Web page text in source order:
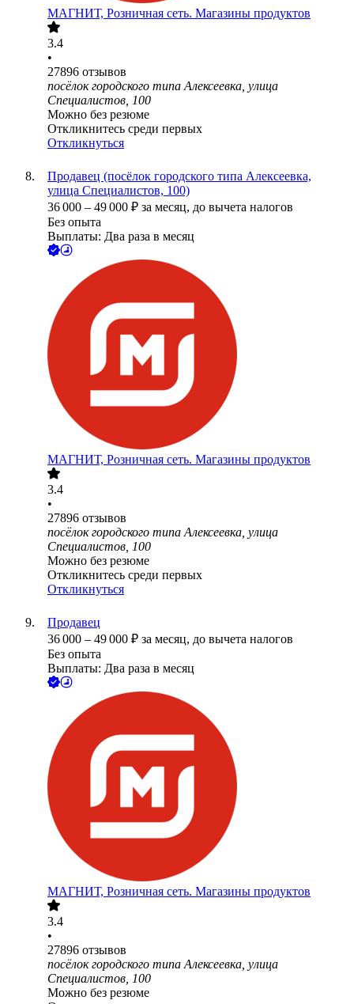
МАГНИТ, Розничная сеть. Магазины продуктов
3.4
•
27896 отзывов
посёлок городского типа Алексеевка, улица
Специалистов, 100
Можно без резюме
Откликнитесь среди первых
Откликнуться
Продавец (посёлок городского типа Алексеевка,
улица Специалистов, 100)
36 000 – 49 000 ₽ за месяц, до вычета налогов
Без опыта
Выплаты: Два раза в месяц
МАГНИТ, Розничная сеть. Магазины продуктов
3.4
•
27896 отзывов
посёлок городского типа Алексеевка, улица
Специалистов, 100
Можно без резюме
Откликнитесь среди первых
Откликнуться
Продавец
36 000 – 49 000 ₽ за месяц, до вычета налогов
Без опыта
Выплаты: Два раза в месяц
МАГНИТ, Розничная сеть. Магазины продуктов
3.4
•
27896 отзывов
посёлок городского типа Алексеевка, улица
Специалистов, 100
Можно без резюме